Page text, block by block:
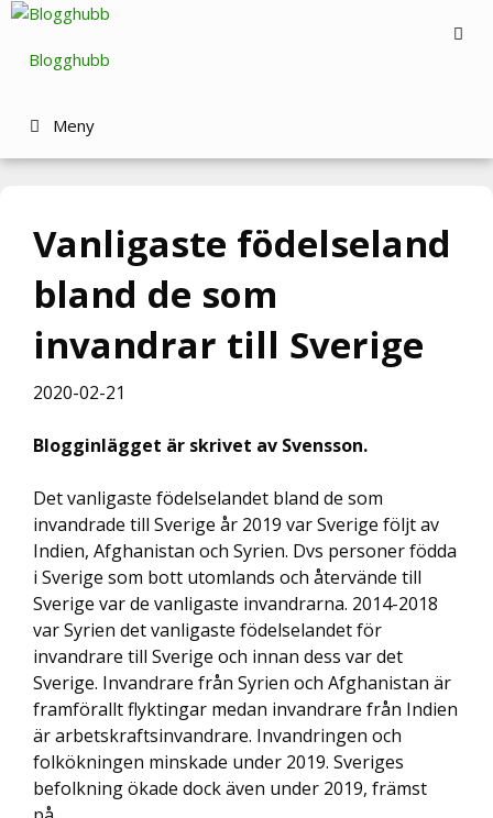
Hoppa
innehållBlogghubb
Meny
Vanligaste födelseland
bland de som
invandrar till Sverige
2020-02-21
Blogginlägget är skrivet av Svensson.
Det vanligaste födelselandet bland de som
invandrade till Sverige år 2019 var Sverige följt av
Indien, Afghanistan och Syrien. Dvs personer födda
i Sverige som bott utomlands och återvände till
Sverige var de vanligaste invandrarna. 2014-2018
var Syrien det vanligaste födelselandet för
invandrare till Sverige och innan dess var det
Sverige. Invandrare från Syrien och Afghanistan är
framförallt flyktingar medan invandrare från Indien
är arbetskraftsinvandrare. Invandringen och
folkökningen minskade under 2019. Sveriges
befolkning ökade dock även under 2019, främst